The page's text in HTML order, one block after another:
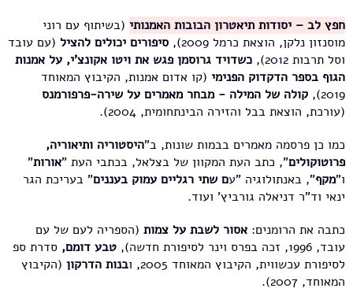
חפץ לב – יסודות תיאטרון הבובות האמנותי (בשיתוף עם רוני
מוסנזון נלקן, הוצאת כרמל 2009),
סיפורים יכולים להציל (עם עובד
וסל תרבות 2012),
כשדויד גרוסמן פגש את ויטו אקונצ'י, על אמנות
הגוף בספר הדקדוק הפנימי (קו אדום אמנות, הקיבוץ המאוחד
2019),
קולה של המילה - מבחר מאמרים על שירה-פרפורמנס
(עורכת, הוצאת בבל והזירה הבינתחומית, 2004).
כמו כן פרסמה מאמרים בבמות שונות, ב"היסטוריה ותיאוריה,
פרוטוקולים", כתב העת המקוון של בצלאל, בכתבי העת "אורות"
ו"מקף", באנתולוגיה "עם שתי רגליים עמוק בעננים" בעריכת הגר
ינאי וד"ר דניאלה גורביץ' ועוד.
כתבה את הרומנים: אסור לשבת על צמות (הספריה לעם של עם
עובד, 1996, זכה בפרס וינר לסיפורת חדשה),
טבע דומם, סדרת ספ
לסיפורת עכשווית, הקיבוץ המאוחד 2005, ו
בנות הדרקון (הקיבוץ
המאוחד, 2007).